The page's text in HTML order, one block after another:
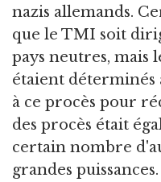
nazis allemands.
que le TMI soit
pays neutres, mais
étaient
à ce procès pour
des procès était
certain nombre
grandes puissances.